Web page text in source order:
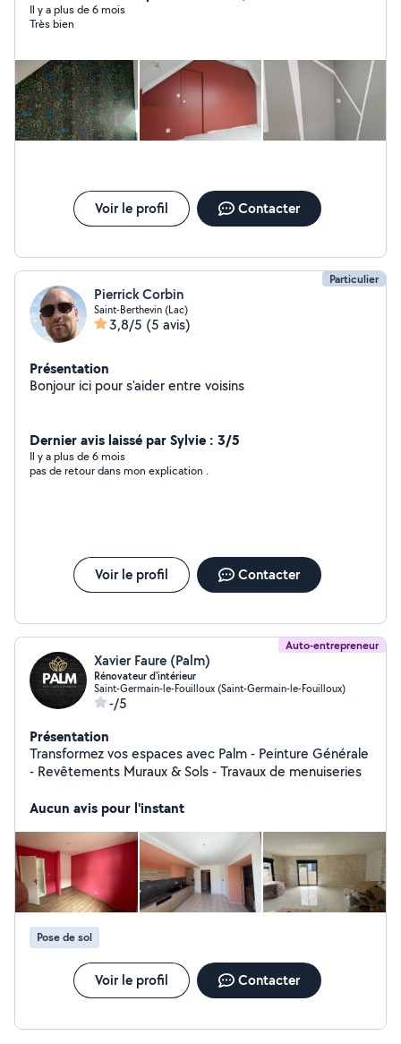
Il y a plus de 6 mois
Très bien
Voir le profil Contacter
Particulier
Pierrick Corbin
Saint-Berthevin (Lac)
3,8/5 (5 avis)
Présentation
Bonjour ici pour s'aider entre voisins
Dernier avis laissé par Sylvie : 3/5
Il y a plus de 6 mois
pas de retour dans mon explication .
Voir le profil Contacter
Auto-entrepreneur
Xavier Faure (Palm)
Rénovateur d'intérieur
Saint-Germain-le-Fouilloux (Saint-Germain-le-Fouilloux)
-/5
Présentation
Transformez vos espaces avec Palm - Peinture Générale
- Revêtements Muraux & Sols - Travaux de menuiseries
Aucun avis pour l'instant
Pose de sol
Voir le profil Contacter